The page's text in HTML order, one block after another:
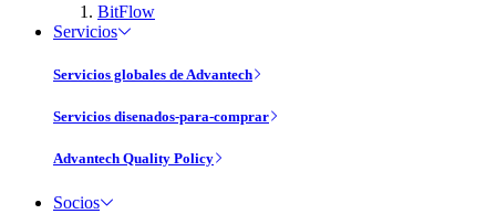
BitFlow
Servicios
Servicios globales de Advantech
Servicios disenados-para-comprar
Advantech Quality Policy
Socios